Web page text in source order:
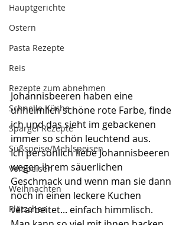
Hauptgerichte
Ostern
Pasta Rezepte
Reis
Rezepte zum abnehmen
Schnelle Küche
Spargel Rezepte
Süßspeise/Mehlspeisen
Vorspeisen
Weihnachten
Plätzchen
Johannisbeeren haben eine
unheimlich schöne rote Farbe, finde
ich und das sieht im gebackenen
immer so schön leuchtend aus.
Ich persönlich liebe Johannisbeeren
wegen ihrem säuerlichen
Geschmack und wenn man sie dann
noch in einen leckere Kuchen
verarbeitet... einfach himmlisch.